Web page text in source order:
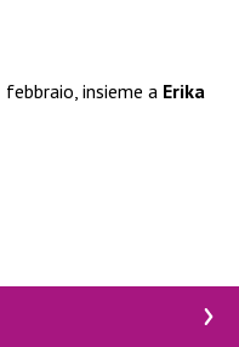
insieme a Erika